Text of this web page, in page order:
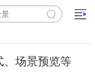
、场景预览等